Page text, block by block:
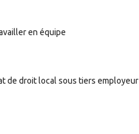
en équipe
de droit local sous tiers employeur